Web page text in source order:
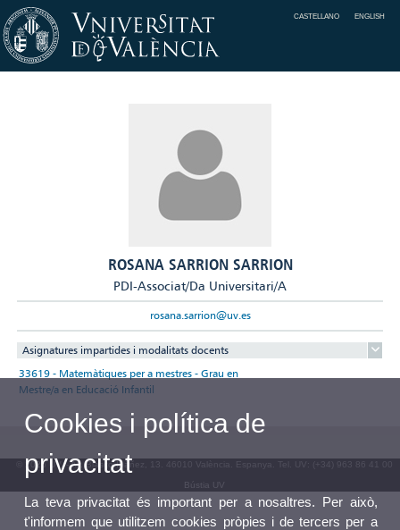
CASTELLANO ENGLISH
ROSANA SARRION SARRION
PDI-Associat/Da Universitari/A
rosana.sarrion@uv.es
Asignatures impartides i modalitats docents
33619 - Matemàtiques per a mestres - Grau en
Mestre/a en Educació Infantil
© 2026 UV. - Av. Blasco Ibáñez, 13. 46010 València. Espanya. Tel. UV: (+34) 963 86 41 00
Bústia UV
Cookies i política de
privacitat
La teva privacitat és important per a nosaltres. Per això,
t'informem que utilitzem cookies pròpies i de tercers per a